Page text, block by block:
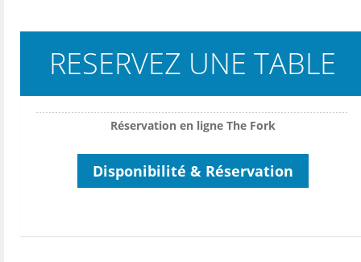
RESERVEZ UNE TABLE
Réservation en ligne The Fork
Disponibilité & Réservation